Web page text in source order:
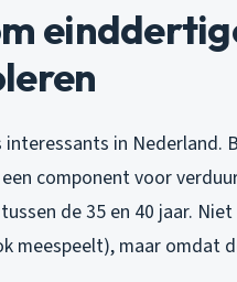
in Nederland.
component voor
de 35 en 40 jaar.
meespeelt), maar omdat